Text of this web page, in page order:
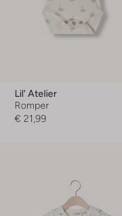
Lil' Atelier
Romper
€ 21,99